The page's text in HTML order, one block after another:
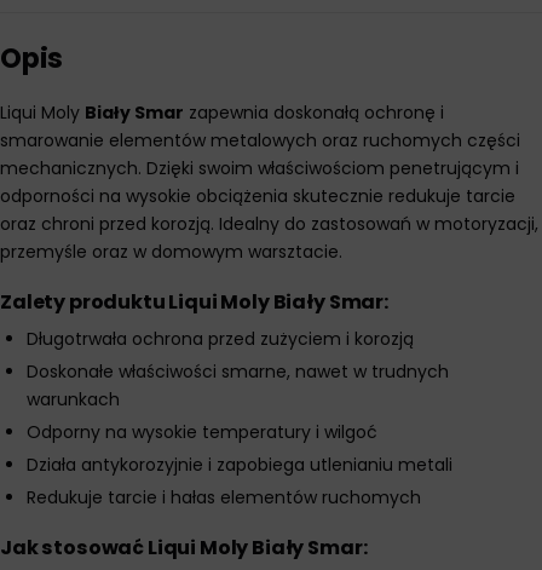
Opis
Liqui Moly Biały Smar zapewnia doskonałą ochronę i
smarowanie elementów metalowych oraz ruchomych części
mechanicznych. Dzięki swoim właściwościom penetrującym i
odporności na wysokie obciążenia skutecznie redukuje tarcie
oraz chroni przed korozją. Idealny do zastosowań w motoryzacji,
przemyśle oraz w domowym warsztacie.
Zalety produktu Liqui Moly Biały Smar:
Długotrwała ochrona przed zużyciem i korozją
Doskonałe właściwości smarne, nawet w trudnych
warunkach
Odporny na wysokie temperatury i wilgoć
Działa antykorozyjnie i zapobiega utlenianiu metali
Redukuje tarcie i hałas elementów ruchomych
Jak stosować Liqui Moly Biały Smar: